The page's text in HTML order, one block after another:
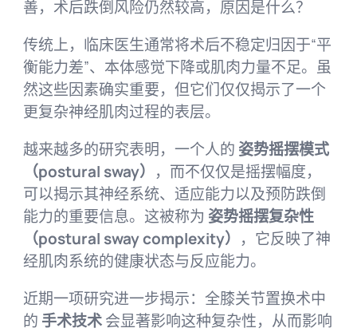
善，术后跌倒风险仍然较高，原因是什么？
传统上，临床医生通常将术后不稳定归因于“平
衡能力差”、本体感觉下降或肌肉力量不足。虽
然这些因素确实重要，但它们仅仅揭示了一个
更复杂神经肌肉过程的表层。
越来越多的研究表明，一个人的 姿势摇摆模式
（postural sway） ，而不仅仅是摇摆幅度，
可以揭示其神经系统、适应能力以及预防跌倒
能力的重要信息。这被称为 姿势摇摆复杂性
（postural sway complexity） ，它反映了神
经肌肉系统的健康状态与反应能力。
近期一项研究进一步揭示：全膝关节置换术中
的 手术技术会显著影响这种复杂性，从而影响